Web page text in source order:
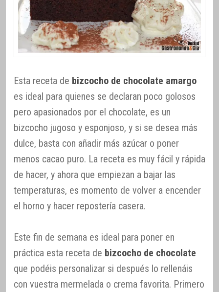
Esta receta de bizcocho de chocolate amargo
es ideal para quienes se declaran poco golosos
pero apasionados por el chocolate, es un
bizcocho jugoso y esponjoso, y si se desea más
dulce, basta con añadir más azúcar o poner
menos cacao puro. La receta es muy fácil y rápida
de hacer, y ahora que empiezan a bajar las
temperaturas, es momento de volver a encender
el horno y hacer repostería casera.
Este fin de semana es ideal para poner en
práctica esta receta de bizcocho de chocolate
que podéis personalizar si después lo rellenáis
con vuestra mermelada o crema favorita. Primero